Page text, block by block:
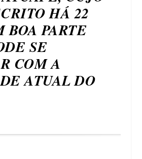
HÁ 22
BOA PARTE
SE
COM A
ATUAL DO